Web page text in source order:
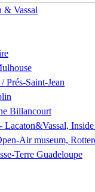
& Vassal
Prés-Saint-Jean
Billancourt
Air museum,
Terre Guadeloupe